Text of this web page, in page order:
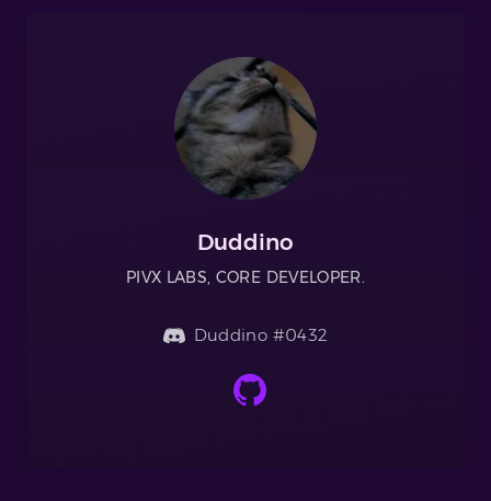
Duddino
PIVX LABS, CORE DEVELOPER.
Duddino #0432